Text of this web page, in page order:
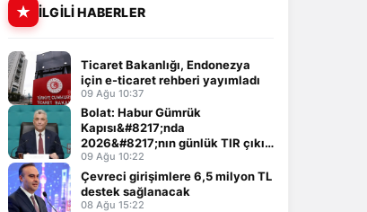
İLGILI HABERLER
Ticaret Bakanlığı, Endonezya
için e-ticaret rehberi yayımladı
09 Ağu 10:37
Bolat: Habur Gümrük
Kapısı&#8217;nda
2026&#8217;nın günlük TIR çıkış
rekoru kırıldı
09 Ağu 10:22
Çevreci girişimlere 6,5 milyon TL
destek sağlanacak
08 Ağu 15:22